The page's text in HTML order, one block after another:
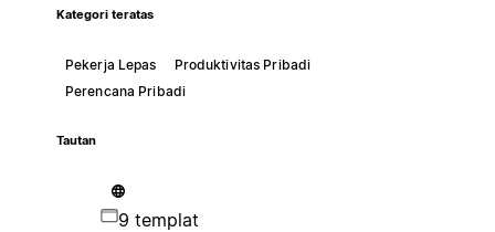
Kategori teratas
Pekerja Lepas
Produktivitas Pribadi
Perencana Pribadi
Tautan
9 templat